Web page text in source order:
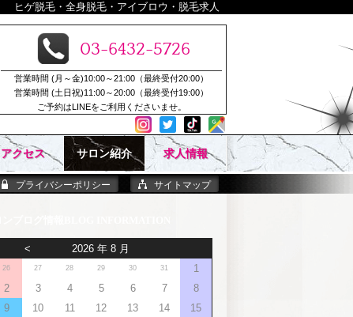
ヒゲ脱毛・全身脱毛・アイブロウ・脱毛求人
プライバシーポリシー サイトマップ
< 2026 年 8 月
26 27 28 29 30 31
1
2
3 4 5 6 7
8
9
10 11 12 13 14
15
03-6432-5726
営業時間 (月～金)10:00～21:00（最終受付20:00）
営業時間 (土日祝)11:00～20:00（最終受付19:00）
ご予約はLINEをご利用くださいませ。
アクセス サロン紹介 求人情報